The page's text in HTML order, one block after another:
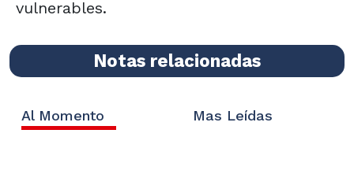
vulnerables.
Notas relacionadas
Al Momento Mas Leídas